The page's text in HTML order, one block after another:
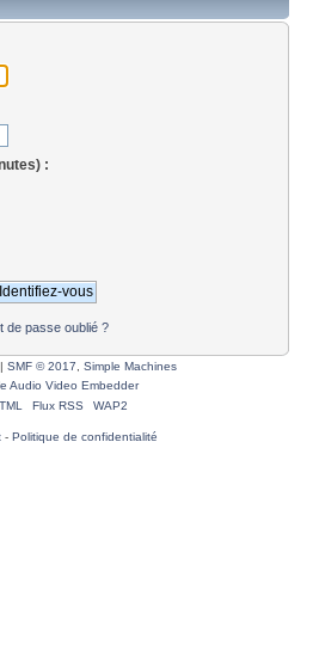
:
de passe oublié ?
| SMF © 2017
Simple Machines
Audio Video Embedder
Flux RSS WAP2
- Politique de confidentialité